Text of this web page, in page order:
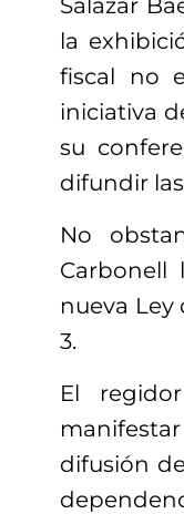
Salazar
la
fiscal no
iniciativa
su
difundir
No
Carbonell
nueva Ley
3.
El
difusión